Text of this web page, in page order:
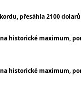
přesáhla 2100
historické maximum,
historické maximum,